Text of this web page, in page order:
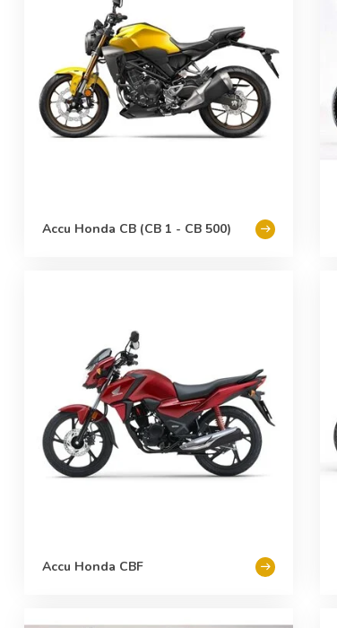
Accu Honda CB (CB 1 - CB 500)
Accu Honda CBF